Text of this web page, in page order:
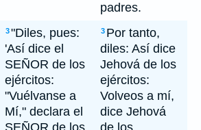
padres.
3"Diles, pues:
'Así dice el
SEÑOR de los
ejércitos:
"Vuélvanse a
Mí," declara el
SEÑOR de los
3 Por tanto,
diles: Así dice
Jehová de los
ejércitos:
Volveos a mí,
dice Jehová
de los